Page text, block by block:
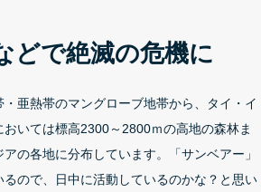
どで絶滅の危機に
・亜熱帯のマングローブ地帯から、タイ・イ
おいては標高2300～2800ｍの高地の森林ま
の各地に分布しています。「サンベアー」
るので、日中に活動しているのかな？と思い